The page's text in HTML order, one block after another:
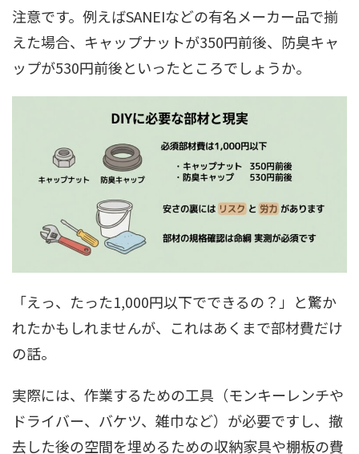
注意です。例えばSANEIなどの有名メーカー品で揃
えた場合、キャップナットが350円前後、防臭キャ
ップが530円前後といったところでしょうか。
「えっ、たった1,000円以下でできるの？」と驚か
れたかもしれませんが、これはあくまで部材費だけ
の話。
実際には、作業するための工具（モンキーレンチや
ドライバー、バケツ、雑巾など）が必要ですし、撤
去した後の空間を埋めるための収納家具や棚板の費